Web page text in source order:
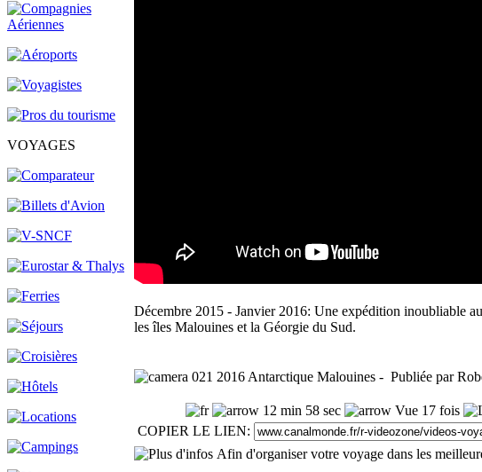
VOYAGES
Décembre 2015 - Janvier 2016: Une expédition inoubliable
les îles Malouines et la Géorgie du Sud.
021 2016 Antarctique Malouines - Publiée par
12 min 58 sec Vue 17 fois
COPIER LE LIEN:
Afin d'organiser votre voyage dans les